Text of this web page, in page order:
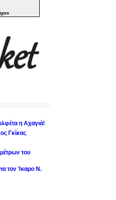
η Αχαγιά!
Γκίκας
του
τον Ίκαρο Ν.